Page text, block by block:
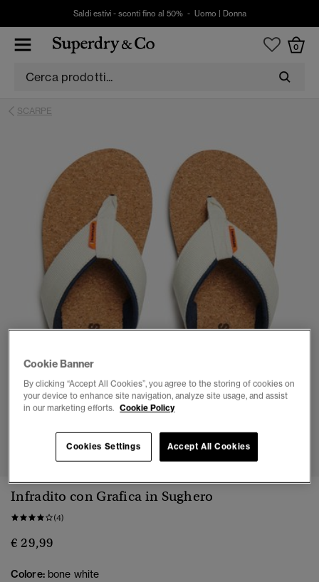
Saldi estivi - sconti fino al 50% - Uomo Donna
0
SCARPE
1 2 3 4 5 6 7
Infradito con Grafica in Sughero
(4)
€ 29,99
Colore: bone white
Cookie Banner
By clicking “Accept All Cookies”, you agree to the storing of cookies on
your device to enhance site navigation, analyze site usage, and assist
in our marketing efforts. Cookie Policy
Cookies Settings Accept All Cookies